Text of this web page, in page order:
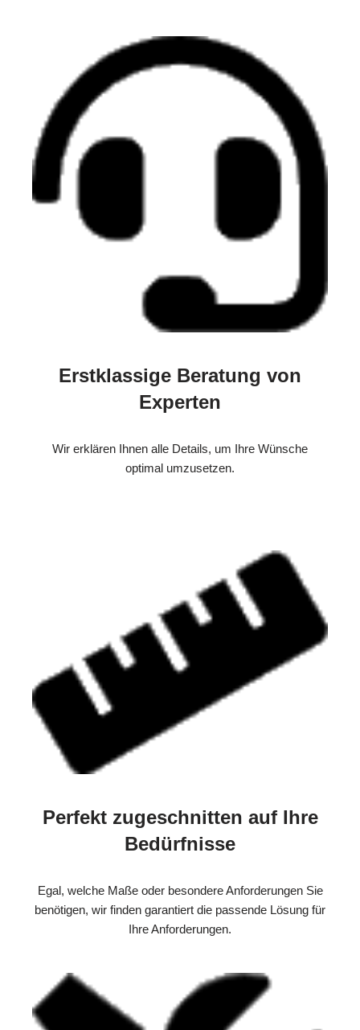
Erstklassige Beratung von
Experten
Wir erklären Ihnen alle Details, um Ihre Wünsche
optimal umzusetzen.
Perfekt zugeschnitten auf Ihre
Bedürfnisse
Egal, welche Maße oder besondere Anforderungen Sie
benötigen, wir finden garantiert die passende Lösung für
Ihre Anforderungen.